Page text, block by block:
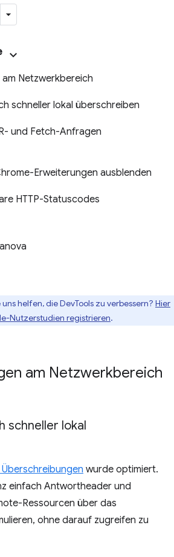
Netzwerkbereich
schneller lokal überschreiben
und Fetch-Anfragen
Erweiterungen ausblenden
HTTP-Statuscodes
helfen, die DevTools zu verbessern? Hier
Nutzerstudien registrieren.
am Netzwerkbereich
schneller lokal
Überschreibungen wurde optimiert.
einfach Antwortheader und
Ressourcen über das
ohne darauf zugreifen zu